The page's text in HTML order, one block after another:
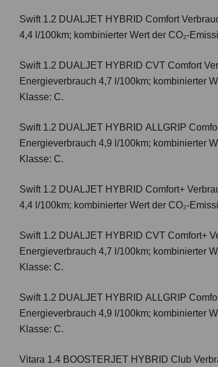
Swift 1.2 DUALJET HYBRID Comfort
4,4 l/100km; kombinierter Wert der CO₂-
Swift 1.2 DUALJET HYBRID CVT Comfort
Energieverbrauch 4,7 l/100km; kombinierter
Klasse: C.
Swift 1.2 DUALJET HYBRID ALLGRIP
Energieverbrauch 4,9 l/100km; kombinierter
Klasse: C.
Swift 1.2 DUALJET HYBRID Comfort+
4,4 l/100km; kombinierter Wert der CO₂-
Swift 1.2 DUALJET HYBRID CVT Comfort+
Energieverbrauch 4,7 l/100km; kombinierter
Klasse: C.
Swift 1.2 DUALJET HYBRID ALLGRIP
Energieverbrauch 4,9 l/100km; kombinierter
Klasse: C.
Vitara 1.4 BOOSTERJET HYBRID Club